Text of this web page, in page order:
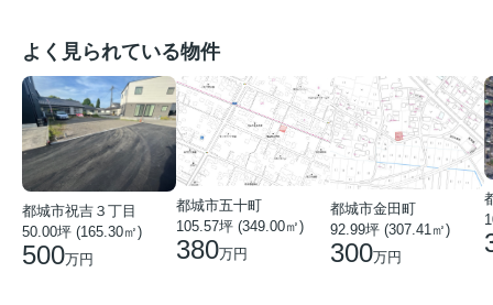
よく見られている物件
都城市祝吉３丁目
50.00坪 (165.30㎡)
500万円
都城市五十町
105.57坪 (349.00㎡)
380万円
都城市金田町
92.99坪 (307.41㎡)
300万円